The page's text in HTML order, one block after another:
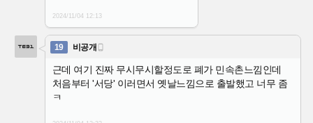
2024/11/04 12:13
19 비공개 
근데 여기 진짜 무시무시할정도로 폐가 민속촌느낌인데
처음부터 '서당' 이러면서 옛날느낌으로 출발했고 너무 좀
ㅋ